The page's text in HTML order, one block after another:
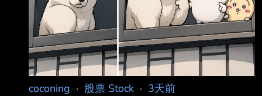
====
coconing · 股票 Stock · 3天前